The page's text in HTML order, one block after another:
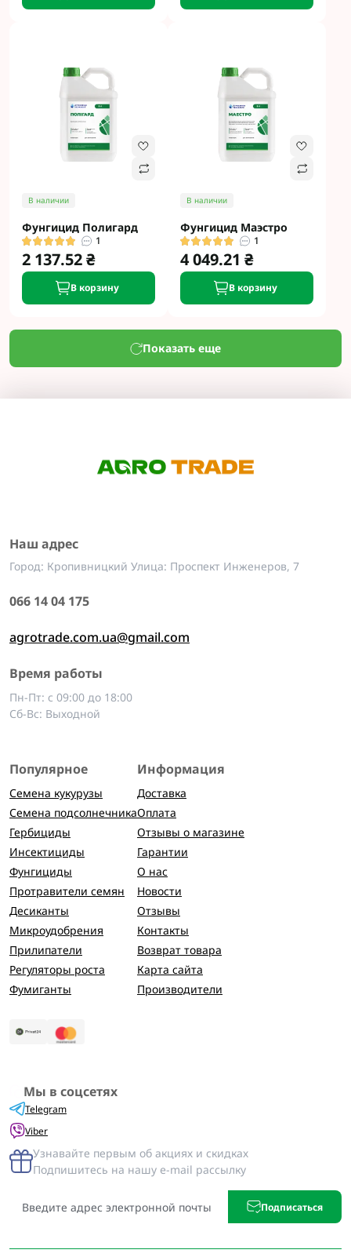
В наличии
Фунгицид Полигард
1
2 137.52 ₴
В корзину
В наличии
Фунгицид Маэстро
1
4 049.21 ₴
В корзину
Показать еще
Наш адрес
Город: Кропивницкий Улица: Проспект Инженеров, 7
066 14 04 175
agrotrade.com.ua@gmail.com
Время работы
Пн-Пт: с 09:00 до 18:00
Сб-Вс: Выходной
Популярное
Семена кукурузы
Семена подсолнечника
Гербициды
Инсектициды
Фунгициды
Протравители семян
Десиканты
Микроудобрения
Прилипатели
Регуляторы роста
Фумиганты
Информация
Доставка
Оплата
Отзывы о магазине
Гарантии
О нас
Новости
Отзывы
Контакты
Возврат товара
Карта сайта
Производители
Мы в соцсетях
Telegram
Viber
Узнавайте первым об акциях и скидках
Подпишитесь на нашу e-mail рассылку
Подписаться